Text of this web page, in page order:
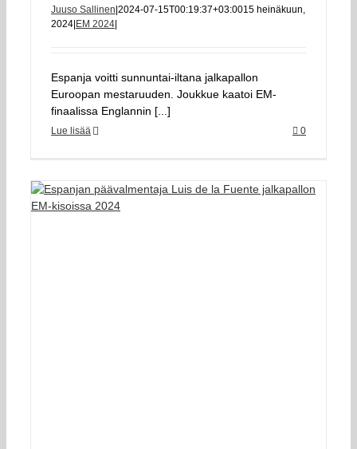
Juuso Sallinen 2024-07-15T00:19:37+03:0015 heinäkuun,
2024 EM 2024
Espanja voitti sunnuntai-iltana jalkapallon
Euroopan mestaruuden. Joukkue kaatoi EM-
finaalissa Englannin [...]
Lue lisää 0